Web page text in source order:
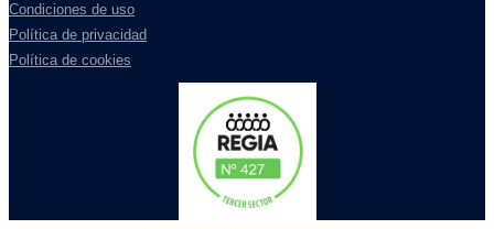
Condiciones de uso
Política de privacidad
Política de cookies